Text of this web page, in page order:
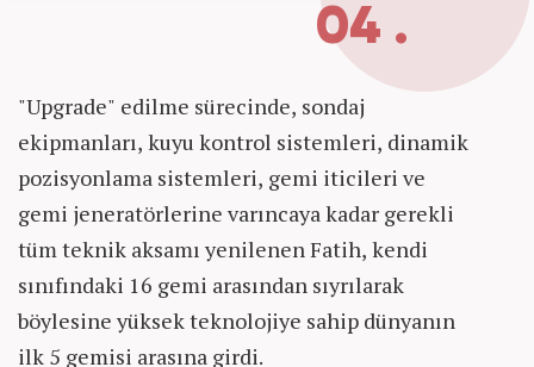
04 .
"Upgrade" edilme sürecinde, sondaj
ekipmanları, kuyu kontrol sistemleri, dinamik
pozisyonlama sistemleri, gemi iticileri ve
gemi jeneratörlerine varıncaya kadar gerekli
tüm teknik aksamı yenilenen Fatih, kendi
sınıfındaki 16 gemi arasından sıyrılarak
böylesine yüksek teknolojiye sahip dünyanın
ilk 5 gemisi arasına girdi.